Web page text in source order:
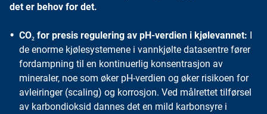
det er behov for det.
CO₂ for presis regulering av pH-verdien i kjølevannet: I
de enorme kjølesystemene i vannkjølte datasentre fører
fordampning til en kontinuerlig konsentrasjon av
mineraler, noe som øker pH-verdien og øker risikoen for
avleiringer (scaling) og korrosjon. Ved målrettet tilførsel
av karbondioksid dannes det en mild karbonsyre i